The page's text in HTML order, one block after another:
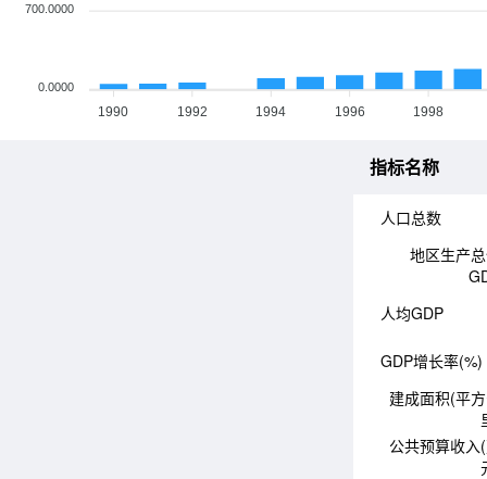
1990 1992 1994 1996 1998
700.0000
0.0000
指标名称
人口总数
地区生产
人均GDP
GDP增长率(%)
建成面积(平
公共预算收入